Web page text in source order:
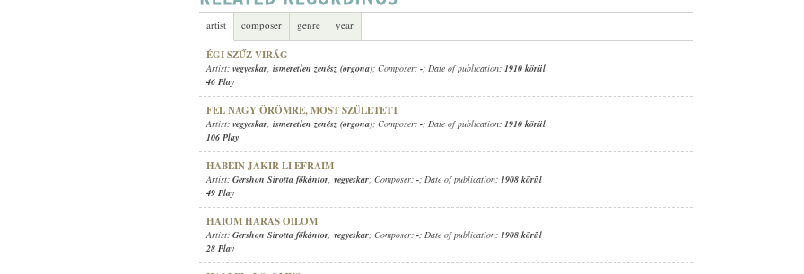
artist composer genre year
ÉGI SZŰZ VIRÁG
Artist: vegyeskar, ismeretlen zenész (orgona); Composer: -; Date of publication: 1910 körül
46 Play
FEL NAGY ÖRÖMRE, MOST SZÜLETETT
Artist: vegyeskar, ismeretlen zenész (orgona); Composer: -; Date of publication: 1910 körül
106 Play
HABEIN JAKIR LI EFRAIM
Artist: Gershon Sirotta főkántor, vegyeskar; Composer: -; Date of publication: 1908 körül
49 Play
HAIOM HARAS OILOM
Artist: Gershon Sirotta főkántor, vegyeskar; Composer: -; Date of publication: 1908 körül
28 Play